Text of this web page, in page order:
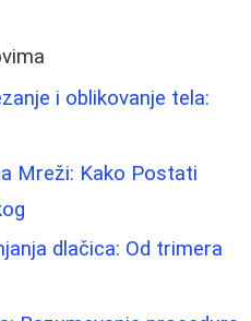
i oblikovanje tela:
Mreži: Kako Postati
dlačica: Od trimera